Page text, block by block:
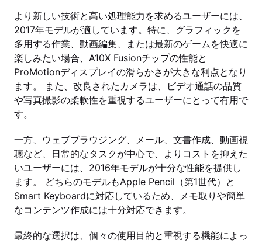
より新しい技術と高い処理能力を求めるユーザーには、
2017年モデルが適しています。特に、グラフィックを
多用する作業、動画編集、または最新のゲームを快適に
楽しみたい場合、A10X Fusionチップの性能と
ProMotionディスプレイの滑らかさが大きな利点となり
ます。 また、改良されたカメラは、ビデオ通話の品質
や写真撮影の柔軟性を重視するユーザーにとって有用で
す。
一方、ウェブブラウジング、メール、文書作成、動画視
聴など、日常的なタスクが中心で、よりコストを抑えた
いユーザーには、2016年モデルが十分な性能を提供し
ます。 どちらのモデルもApple Pencil（第1世代）と
Smart Keyboardに対応しているため、メモ取りや簡単
なコンテンツ作成には十分対応できます。
最終的な選択は、個々の使用目的と重視する機能によっ